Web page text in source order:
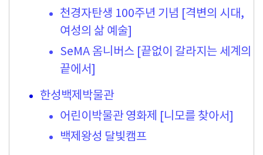
천경자탄생 100주년 기념 [격변의 시대,
여성의 삶 예술]
SeMA 옴니버스 [끝없이 갈라지는 세계의
끝에서]
한성백제박물관
어린이박물관 영화제 [니모를 찾아서]
백제왕성 달빛캠프